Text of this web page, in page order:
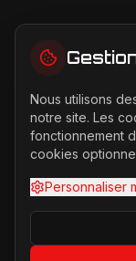
Nous utilisons
notre site. Les
fonctionnement
cookies
Personnaliser